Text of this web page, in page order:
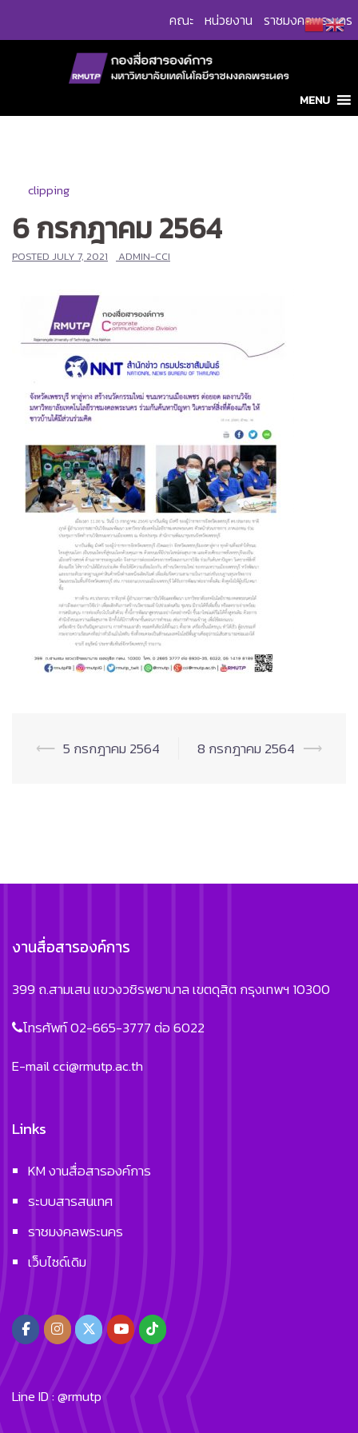
คณะ หน่วยงาน ราชมงคลพระนคร
MENU
clipping
6 กรกฎาคม 2564
POSTED JULY 7, 2021 ADMIN-CCI
Post
⟵ 5 กรกฎาคม 2564 8 กรกฎาคม 2564 ⟶
งานสื่อสารองค์การ
399 ถ.สามเสน แขวงวชิรพยาบาล เขตดุสิต กรุงเทพฯ 10300
โทรศัพท์ 02-665-3777 ต่อ 6022
E-mailcci@rmutp.ac.th
Links
KM งานสื่อสารองค์การ
ระบบสารสนเทศ
ราชมงคลพระนคร
เว็บไซด์เดิม
Line ID : @rmutp